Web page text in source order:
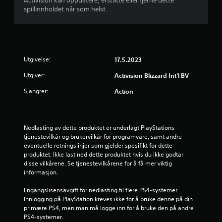
j
n
a
v
r
spillinnholdet når som helst.
Utgivelse: 17.5.2023
Utgiver: Activision Blizzard Int'l BV
Sjangrer: Action
Nedlasting av dette produktet er underlagt PlayStations
tjenestevilkår og brukervilkår for programvare, samt andre
eventuelle retningslinjer som gjelder spesifikt for dette
produktet. Ikke last ned dette produktet hvis du ikke godtar
disse vilkårene. Se tjenestevilkårene for å få mer viktig
informasjon.
Engangslisensavgift for nedlasting til flere PS4-systemer.
Innlogging på PlayStation kreves ikke for å bruke denne på din
primære PS4, men man må logge inn for å bruke den på andre
PS4-systemer.